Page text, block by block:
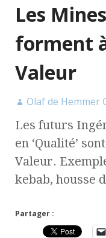
Les
forment
Valeur
Olaf de Hemmer
Les futurs
en ‘Qualité’
Valeur.
kebab, housse
Partager :